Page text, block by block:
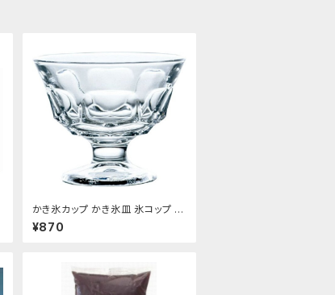
かき氷カップ かき氷皿 氷コップ デ
ザートカップ、アイスクリームカッ
プ 340ml 東洋佐々木ガラス 日本
¥870